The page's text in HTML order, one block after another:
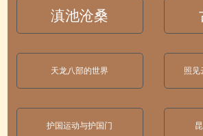
滇池沧桑
天龙八部的世界 照见
护国运动与护国门